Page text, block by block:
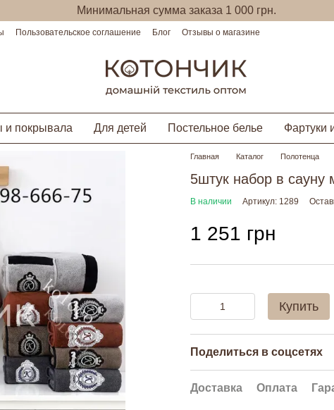
Минимальная сумма заказа 1 000 грн.
Пользовательское соглашение Блог
Отзывы о магазине
и покрывала Для детей Постельное белье Фартуки
Главная Каталог Полотенца
5штук набор в
В наличии Артикул: 1289
1 251 грн
Купить
Поделиться в соцсетях
Доставка Оплата